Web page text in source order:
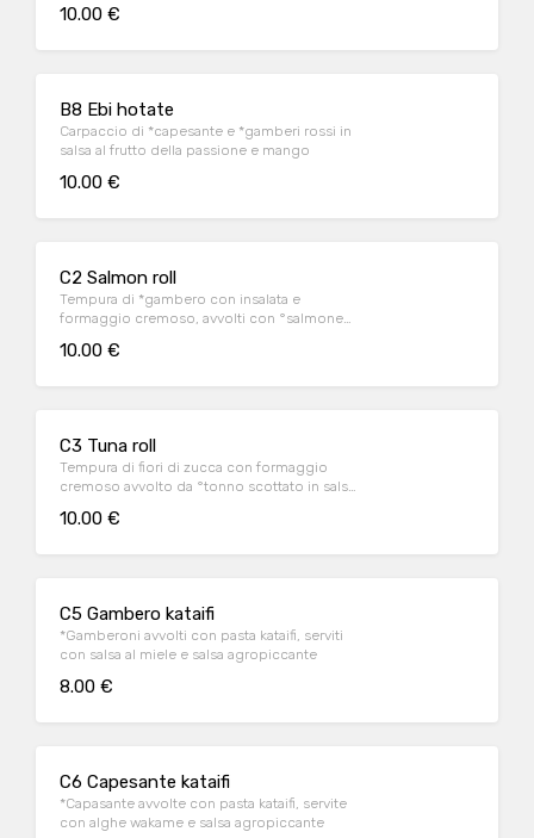
10.00 €
B8 Ebi hotate
Carpaccio di *capesante e *gamberi rossi in
salsa al frutto della passione e mango
10.00 €
C2 Salmon roll
Tempura di *gambero con insalata e
formaggio cremoso, avvolti con °salmone
10.00 €
C3 Tuna roll
Tempura di fiori di zucca con formaggio
cremoso avvolto da °tonno scottato in salsa
10.00 €
C5 Gambero kataifi
*Gamberoni avvolti con pasta kataifi, serviti
con salsa al miele e salsa agropiccante
8.00 €
C6 Capesante kataifi
*Capasante avvolte con pasta kataifi, servite
con alghe wakame e salsa agropiccante